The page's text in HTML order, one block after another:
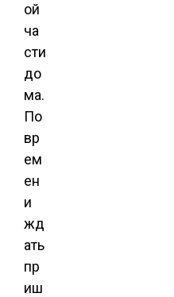
ой
ча
сти
до
ма.
По
вр
ем
ен
и
жд
ать
пр
иш